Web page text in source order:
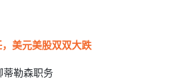
美元美股双双大跌
蒂勒森职务